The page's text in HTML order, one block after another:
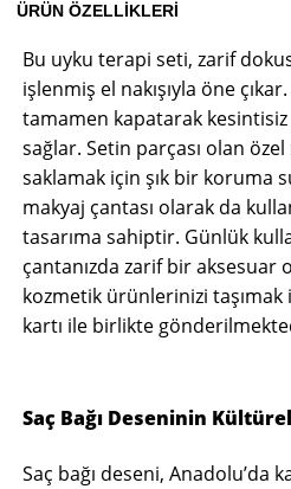
ÜRÜN ÖZELLIKLERI
Bu uyku terapi seti, zarif
işlenmiş el nakışıyla öne
tamamen kapatarak
sağlar. Setin parçası olan özel
saklamak için şık bir koruma
makyaj çantası olarak da
tasarıma sahiptir. Günlük
çantanızda zarif bir aksesuar
kozmetik ürünlerinizi
kartı ile birlikte
Saç Bağı Deseninin
Saç bağı deseni, Anadolu’da